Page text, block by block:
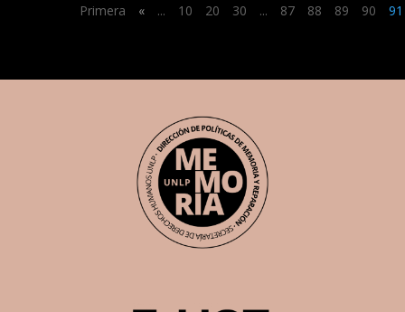
Primera « ... 10 20 30 ... 87 88 89 90 91